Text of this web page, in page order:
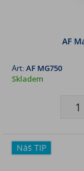
AF
Art:AF MG750
Skladem
Náš TIP